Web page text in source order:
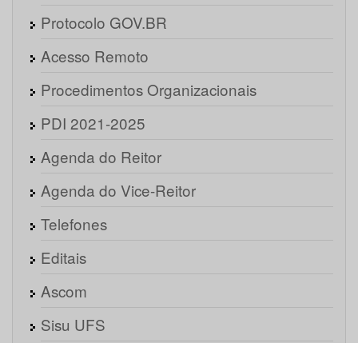
Protocolo GOV.BR
Acesso Remoto
Procedimentos Organizacionais
PDI 2021-2025
Agenda do Reitor
Agenda do Vice-Reitor
Telefones
Editais
Ascom
Sisu UFS